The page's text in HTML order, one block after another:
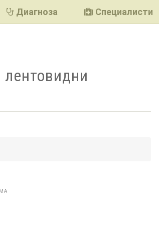
Диагноза Специалисти